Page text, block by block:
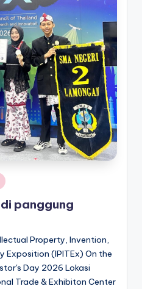
panggung
Property, Invention,
Exposition (IPITEx) On the
Day 2026 Lokasi
Trade & Exhibiton Center